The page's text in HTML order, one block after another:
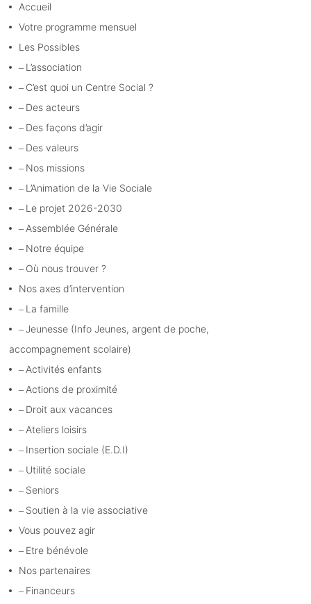
Accueil
Votre programme mensuel
Les Possibles
L’association
C’est quoi un Centre Social ?
Des acteurs
Des façons d’agir
Des valeurs
Nos missions
L’Animation de la Vie Sociale
Le projet 2026-2030
Assemblée Générale
Notre équipe
Où nous trouver ?
Nos axes d’intervention
La famille
Jeunesse (Info Jeunes, argent de poche,
accompagnement scolaire)
Activités enfants
Actions de proximité
Droit aux vacances
Ateliers loisirs
Insertion sociale (E.D.I)
Utilité sociale
Seniors
Soutien à la vie associative
Vous pouvez agir
Etre bénévole
Nos partenaires
Financeurs